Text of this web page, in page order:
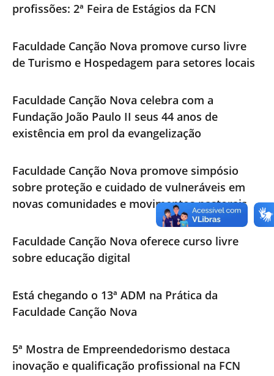
profissões: 2ª Feira de Estágios da FCN
Faculdade Canção Nova promove curso livre
de Turismo e Hospedagem para setores locais
Faculdade Canção Nova celebra com a
Fundação João Paulo II seus 44 anos de
existência em prol da evangelização
Faculdade Canção Nova promove simpósio
sobre proteção e cuidado de vulneráveis em
novas comunidades e movimentos pastorais
Faculdade Canção Nova oferece curso livre
sobre educação digital
Está chegando o 13ª ADM na Prática da
Faculdade Canção Nova
5ª Mostra de Empreendedorismo destaca
inovação e qualificação profissional na FCN